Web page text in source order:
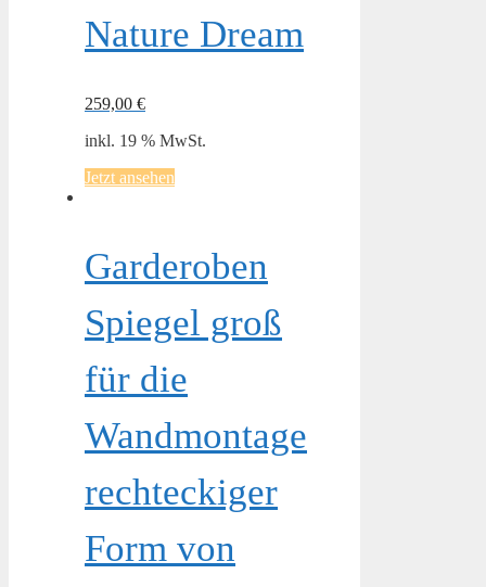
Nature Dream
259,00 €
inkl. 19 % MwSt.
Jetzt ansehen
Garderoben
Spiegel groß
für die
Wandmontage
rechteckiger
Form von